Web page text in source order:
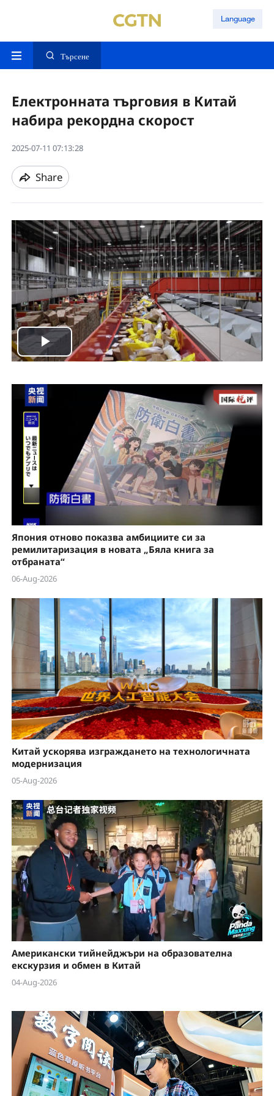
Language
Търсене
Електронната търговия в Китай
набира рекордна скорост
2025-07-11 07:13:28
Share
P
l
a
i
d
e
o
Япония отново показва амбициите си за
ремилитаризация в новата „Бяла книга за
отбраната“
06-Aug-2026
Китай ускорява изграждането на технологичната
модернизация
05-Aug-2026
Американски тийнейджъри на образователна
екскурзия и обмен в Китай
04-Aug-2026